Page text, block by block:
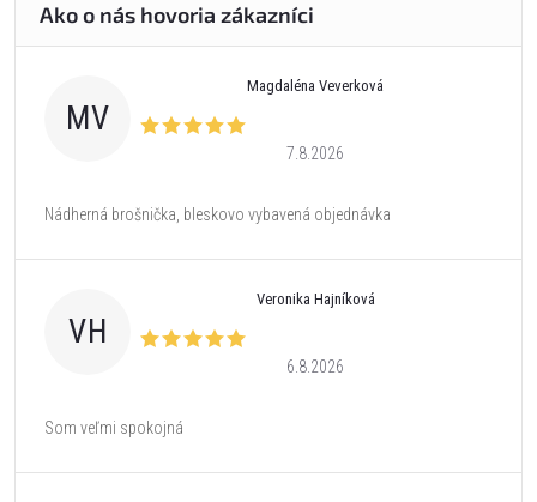
MV
Magdaléna Veverková
7.8.2026
Nádherná brošnička, bleskovo vybavená objednávka
VH
Veronika Hajníková
6.8.2026
Som veľmi spokojná